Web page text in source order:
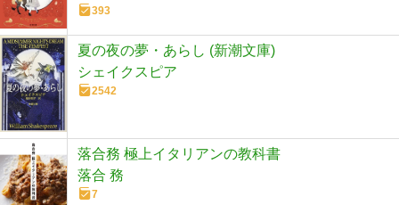
393
夏の夜の夢・あらし (新潮文庫)
シェイクスピア
2542
落合務 極上イタリアンの教科書
落合 務
7